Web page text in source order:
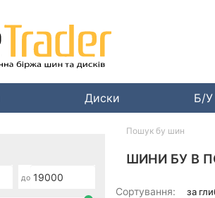
Диски Б/
ШИНИ БУ В
Сортування:
Пошук бу шин
до